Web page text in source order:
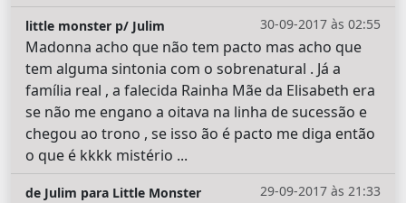
30-09-2017 às 02:55
little monster p/ Julim
Madonna acho que não tem pacto mas acho que
tem alguma sintonia com o sobrenatural . Já a
família real , a falecida Rainha Mãe da Elisabeth era
se não me engano a oitava na linha de sucessão e
chegou ao trono , se isso ão é pacto me diga então
o que é kkkk mistério ...
29-09-2017 às 21:33
de Julim para Little Monster